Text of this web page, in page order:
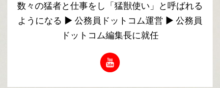
数々の猛者と仕事をし「猛獣使い」と呼ばれる
ようになる ▶︎ 公務員ドットコム運営 ▶︎ 公務員
ドットコム編集長に就任